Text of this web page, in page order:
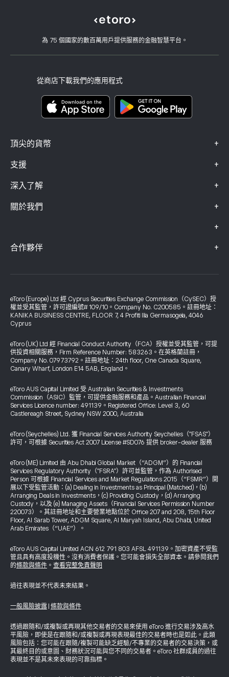
為 75 個國家的數百萬用戶提供服務的金融智慧平台。
從商店下載我們的應用程式
頂尖的貨幣 +
支援 +
用戶端漏洞
深入了解 +
關於我們 +
我們的辦事處
+
風險揭露
關鍵資訊文件
投訴資料（FCA 客戶）
合作夥伴 +
投資保險
eToro (Europe) Ltd 經 Cyprus Securities Exchange Commission（CySEC）授
權並受其監管，許可證編號# 109/10。Company No. C200585。註冊地址：
KANIKA BUSINESS CENTRE, FLOOR 7, 4 Profiti Ilia Germasogeia, 4046
Cyprus
eToro (UK) Ltd 經 Financial Conduct Authority（FCA）授權並受其監管，可提
供投資相關服務，Firm Reference Number: 583263。在英格蘭註冊，
Company No. 07973792。註冊地址：24th floor, One Canada Square,
Canary Wharf, London E14 5AB, England。
eToro AUS Capital Limited 受 Australian Securities & Investments
Commission（ASIC）監管，可提供金融服務和產品。Australian Financial
Services Licence number: 491139。Registered Office: Level 3, 60
Castlereagh Street, Sydney NSW 2000, Australia
eToro (Seychelles) Ltd. 獲 Financial Services Authority Seychelles（"FSAS"）
許可，可根據 Securities Act 2007 License #SD076 提供 broker-dealer 服務
eToro (ME) Limited 由 Abu Dhabi Global Market（“ADGM”）的 Financial
Services Regulatory Authority（"FSRA"）許可並監管，作為 Authorised
Person 可根據 Financial Services and Market Regulations 2015（“FSMR”）開
展以下受監管活動：(a) Dealing in Investments as Principal (Matched)，(b)
Arranging Deals in Investments，(c) Providing Custody，(d) Arranging
Custody，以及 (e) Managing Assets（Financial Services Permission Number
220073）。其註冊地址和主要營業地點位於 Office 207 and 208, 15th Floor
Floor, Al Sarab Tower, ADGM Square, Al Maryah Island, Abu Dhabi, United
Arab Emirates（“UAE”）。
eToro AUS Capital Limited ACN 612 791 803 AFSL 491139。加密資產不受監
管且具有高度投機性。沒有消費者保護。您可能會損失全部資本。請參閱我們
的條款與條件 。 查看完整免責聲明
過往表現並不代表未來結果。
一般風險披露 條款與條件
透過跟隨和/或複製或再現其他交易者的交易來使用 eToro 進行交易涉及高水
平風險，即使是在跟隨和/或複製或再現表現最佳的交易者時也是如此。此類
風險包括：您可能在跟隨/複製可能缺乏經驗/不專業的交易者的交易決策，或
其最終目的或意圖、財務狀況可能與您不同的交易者。eToro 社群成員的過往
表現並不是其未來表現的可靠指標。